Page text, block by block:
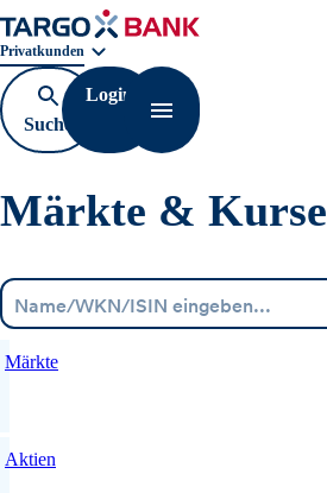
Geschäftsbereichnavigation. Aktuelle Auswahl:
Privatkunden
Suche
öffnen
Login
Navigation öffnen
Märkte & Kurse
Märkte
Aktien